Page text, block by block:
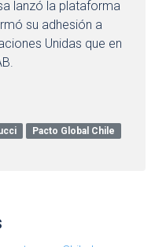
lanzó la plataforma
su adhesión a
Unidas que en
Pacto Global Chile